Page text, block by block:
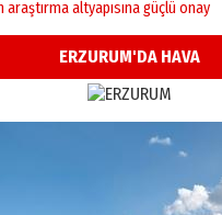
altyapısına güçlü onay 12:04
ERZURUM'DA HAVA